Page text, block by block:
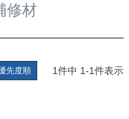
修材
先度順 1件中 1-1件表示